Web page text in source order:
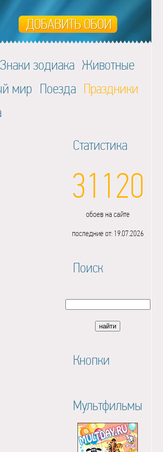
Знаки зодиака Животные
мир Поезда Праздники
Статистика
31120
обоев на сайте
последние от: 19.07.2026
Поиск
Кнопки
Мультфильмы